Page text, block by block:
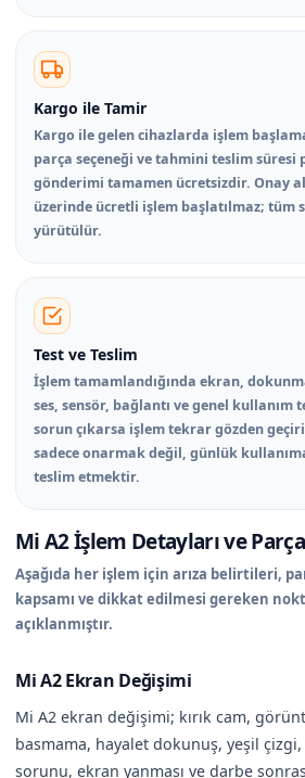
Kargo ile Tamir
Kargo ile gelen cihazlarda işlem
parça seçeneği ve tahmini teslim süresi
gönderimi tamamen ücretsizdir. Onay
üzerinde ücretli işlem başlatılmaz; tüm
yürütülür.
Test ve Teslim
İşlem tamamlandığında ekran,
ses, sensör, bağlantı ve genel kullanım
sorun çıkarsa işlem tekrar gözden
sadece onarmak değil, günlük
teslim etmektir.
Mi A2 İşlem Detayları ve
Aşağıda her işlem için arıza belirtileri,
kapsamı ve dikkat edilmesi gereken
açıklanmıştır.
Mi A2 Ekran Değişimi
Mi A2 ekran değişimi; kırık cam,
basmama, hayalet dokunuş, yeşil
sorunu, ekran yanması ve darbe